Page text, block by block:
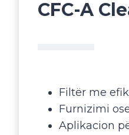
CFC-A
Filtër me
Furnizimi
Aplikacion